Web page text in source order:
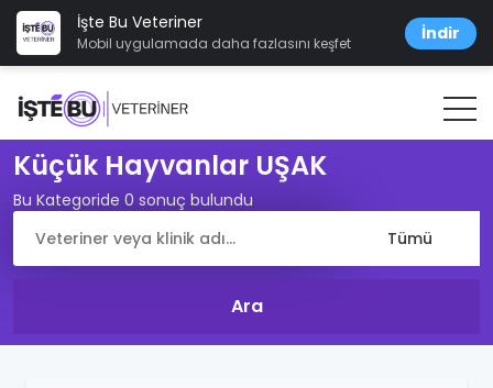
İşte Bu Veteriner
Mobil uygulamada daha fazlasını keşfet İndir
Küçük Hayvanlar UŞAK
Bu Kategoride 0 sonuç bulundu